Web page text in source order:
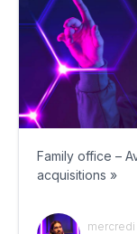
Family office –
acquisitions »